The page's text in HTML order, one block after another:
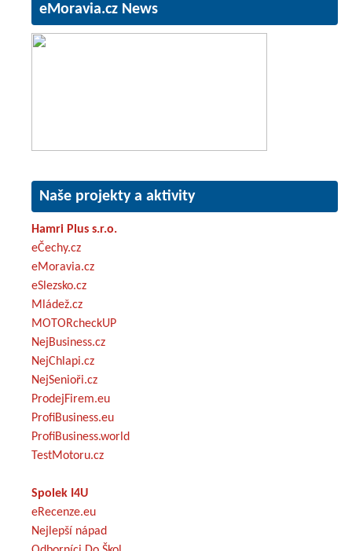
eMoravia.cz News
Naše projekty a aktivity
Hamri Plus s.r.o.
eČechy.cz
eMoravia.cz
eSlezsko.cz
Mládež.cz
MOTORcheckUP
NejBusiness.cz
NejChlapi.cz
NejSenioři.cz
ProdejFirem.eu
ProfiBusiness.eu
ProfiBusiness.world
TestMotoru.cz
Spolek I4U
eRecenze.eu
Nejlepší nápad